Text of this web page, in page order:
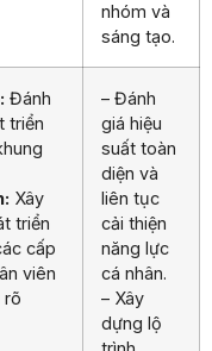
nhóm và
sáng tạo.
Đánh
triển
Xây
triển
cấp
viên
rõ
– Đánh
giá hiệu
suất toàn
diện và
liên tục
cải thiện
năng lực
cá nhân.
– Xây
dựng lộ